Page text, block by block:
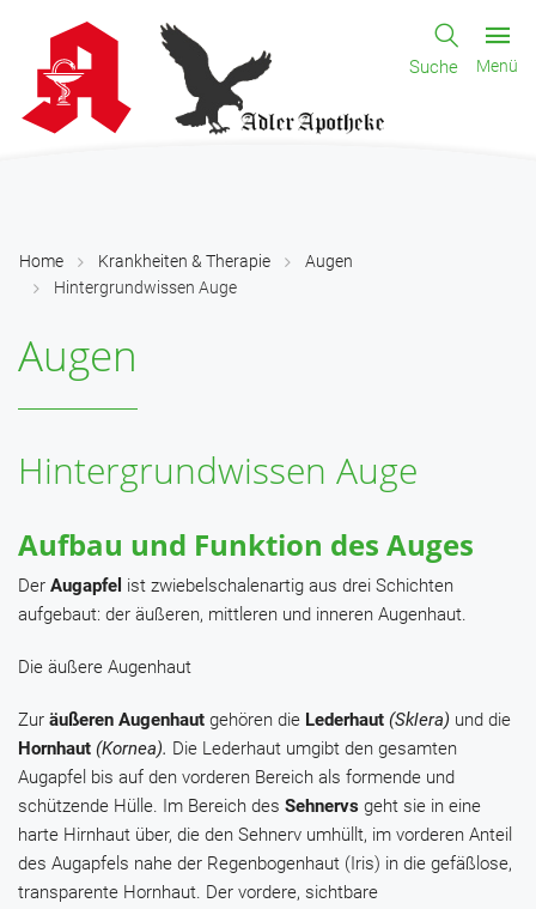
Suche Menü
Home Krankheiten & Therapie
Augen
Hintergrundwissen Auge
Augen
Hintergrundwissen Auge
Aufbau und Funktion des Auges
Der Augapfel ist zwiebelschalenartig aus drei Schichten
aufgebaut: der äußeren, mittleren und inneren Augenhaut.
Die äußere Augenhaut
Zur äußeren Augenhaut gehören die Lederhaut (Sklera) und die
Hornhaut (Kornea). Die Lederhaut umgibt den gesamten
Augapfel bis auf den vorderen Bereich als formende und
schützende Hülle. Im Bereich des Sehnervs geht sie in eine
harte Hirnhaut über, die den Sehnerv umhüllt, im vorderen Anteil
des Augapfels nahe der Regenbogenhaut (Iris) in die gefäßlose,
transparente Hornhaut. Der vordere, sichtbare